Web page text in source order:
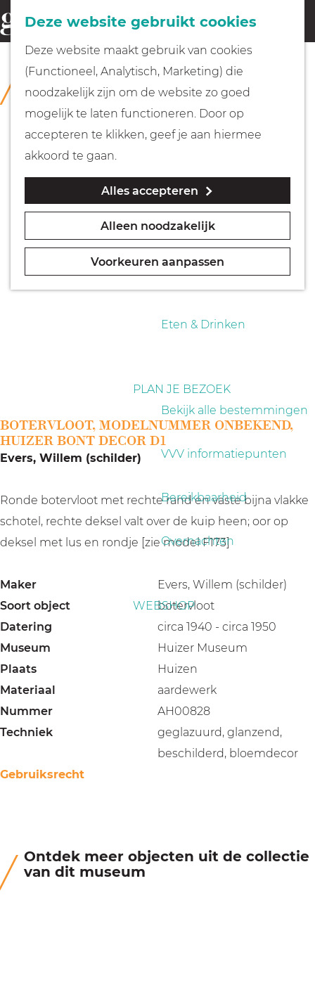
Deze website gebruikt cookies
Deze website maakt gebruik van cookies
(Functioneel, Analytisch, Marketing) die
noodzakelijk zijn om de website zo goed
mogelijk te laten functioneren. Door op
accepteren te klikken, geef je aan hiermee
akkoord te gaan.
Alles accepteren
Alleen noodzakelijk
Voorkeuren aanpassen
G
a
Fietsen
Wandelen
Geocachen
Naar het museum
Eten & Drinken
PLAN JE BEZOEK
Bekijk alle bestemmingen
VVV informatiepunten
Bereikbaarheid
Overnachten
WEBSHOP
o
e
k
e
n
COLLECTIE
Huizer Museum
BOTERVLOOT, MODELNUMMER ONBEKEND,
HUIZER BONT DECOR D1
Evers, Willem (schilder)
Ronde botervloot met rechte rand en vaste bijna vlakke
schotel, rechte deksel valt over de kuip heen; oor op
deksel met lus en rondje [zie model F173]
Maker
Evers, Willem (schilder)
Soort object
botervloot
Datering
circa 1940 - circa 1950
Museum
Huizer Museum
Plaats
Huizen
Materiaal
aardewerk
Nummer
AH00828
Techniek
geglazuurd, glanzend,
beschilderd, bloemdecor
Gebruiksrecht
Ontdek meer objecten uit de collectie
van dit museum